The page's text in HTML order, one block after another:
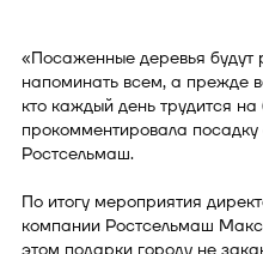
«Посаженные деревья будут
напоминать всем, а прежде
кто каждый день трудится
прокомментировала
Ростсельмаш.
По итогу мероприятия
компании Ростсельмаш